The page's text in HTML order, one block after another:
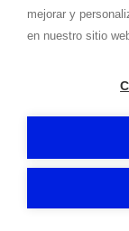
mejorar y
en nuestro sitio